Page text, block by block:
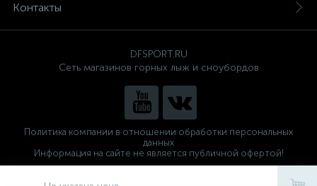
Контакты
DFSPORT.RU
Сеть магазинов горных лыж и сноубордов
Политика компании в отношении обработки персональных
данных
Информация на сайте не является публичной офертой!